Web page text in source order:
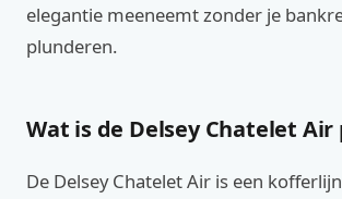
elegantie meeneemt zonder je
plunderen.
Wat is de Delsey Chatelet Air
De Delsey Chatelet Air is een